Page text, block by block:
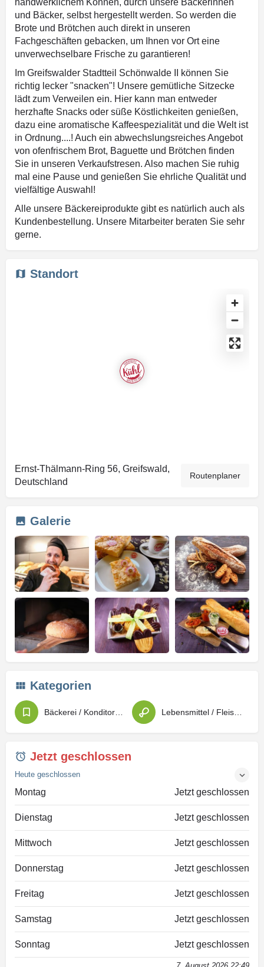
handwerklichem Können, durch unsere Bäckerinnen
und Bäcker, selbst hergestellt werden. So werden die
Brote und Brötchen auch direkt in unseren
Fachgeschäften gebacken, um Ihnen vor Ort eine
unverwechselbare Frische zu garantieren!
Im Greifswalder Stadtteil Schönwalde II können Sie
richtig lecker "snacken"! Unsere gemütliche Sitzecke
lädt zum Verweilen ein. Hier kann man entweder
herzhafte Snacks oder süße Köstlichkeiten genießen,
dazu eine aromatische Kaffeespezialität und die Welt ist
in Ordnung....! Auch ein abwechslungsreiches Angebot
von ofenfrischem Brot, Baguette und Brötchen finden
Sie in unseren Verkaufstresen. Also machen Sie ruhig
mal eine Pause und genießen Sie ehrliche Qualität und
vielfältige Auswahl!
Alle unsere Bäckereiprodukte gibt es natürlich auch als
Kundenbestellung. Unsere Mitarbeiter beraten Sie sehr
gerne.
Standort
Ernst-Thälmann-Ring 56, Greifswald,
Deutschland
Routenplaner
Galerie
Kategorien
Jetzt geschlossen
Heute geschlossen
Montag Jetzt geschlossen
Dienstag Jetzt geschlossen
Mittwoch Jetzt geschlossen
Donnerstag Jetzt geschlossen
Freitag Jetzt geschlossen
Samstag Jetzt geschlossen
Sonntag Jetzt geschlossen